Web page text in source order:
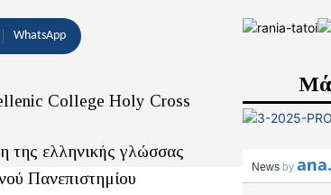
WhatsApp
College Holy Cross
της ελληνικής γλώσσας
Πανεπιστημίου